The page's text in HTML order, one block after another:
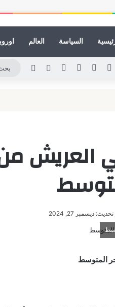
السياسة العالم
لينكدإنيوتيوب انستقراممقال عشوائي
الوضع
العريش
ديسمبر 27, 2024
المتوسط